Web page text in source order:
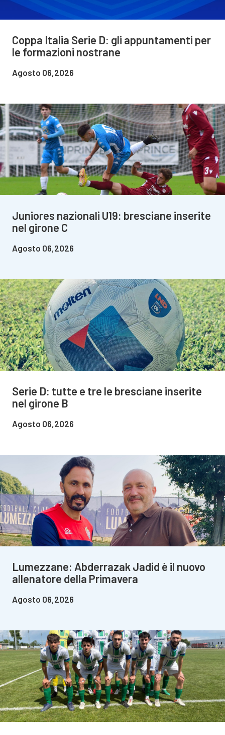
Coppa Italia Serie D: gli appuntamenti per
le formazioni nostrane
Agosto 06,2026
Juniores nazionali U19: bresciane inserite
nel girone C
Agosto 06,2026
Serie D: tutte e tre le bresciane inserite
nel girone B
Agosto 06,2026
Lumezzane: Abderrazak Jadid è il nuovo
allenatore della Primavera
Agosto 06,2026